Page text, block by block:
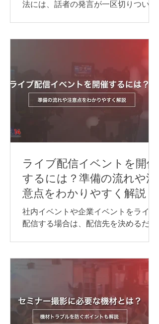
法には、話者の発言が一区切りついて
逐次通訳は、少人数の商談や打ち合わ
る場面に適しています。 一方、オンラ
インセミナーや国際会議など、進行を
できるだけ止めずに情報を届けたい場
合は、同時通訳が最適です。 オンライ
ン同時通訳をスムーズに実施するに
は、通訳者を手配するだけでなく、配
前に整えておくことが重要です。 本記
事では、オンライン同時通訳を実施す
る方法や依頼先、必要な機材、事前準
備のポイントを、事例とあわせてわか
りやすく紹介します。 オンライン同時
通訳を行う方法 オンライン同時通訳の
実施方法は、参加人数や対応言語数、
会議の進め方によって異なります。主
ステムの同時通訳機能を利用する AI通
訳ツールを利用する 遠隔同時通訳
（RSI）システムを導入する 配信シス
テムで言語別に音声を配信する 以下か
らは、それぞれについ
ライブ配信イベントを開催
するには？準備の流れや注
意点をわかりやすく解説
社内イベントや企業イベントをライブ
配信する場合は、配信先を決めるだけ
ことが大切です。 準備が不十分なまま
本番を迎えると、映像が止まる、音声
が聞こえない、資料が正しく表示され
ないなどのトラブルにつながる可能性
があります。 本記事では、ライブ配信
イベントを開催するために必要な準備